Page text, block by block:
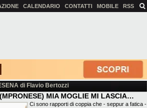
CALENDARIO CONTATTI MOBILE RSS
di Flavio Bertozzi
MIA MOGLIE MI LASCIA…
Ci sono rapporti di coppia che - seppur a fatica -